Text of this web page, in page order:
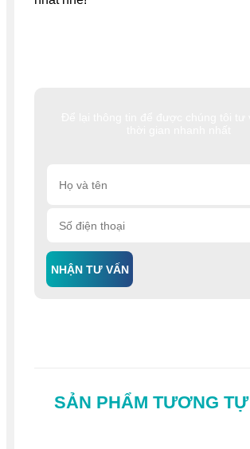
NHẬN TƯ VẤN
SẢN PHẨM TƯƠNG TỰ